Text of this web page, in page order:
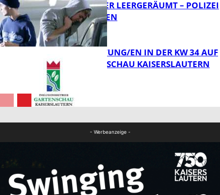
FB News
TRANSPORTER LEERGERÄUMT – POLIZEI
SUCHT ZEUGEN
VERANSTALTUNG/EN IN DER KW 34 AUF
DER GARTENSCHAU KAISERSLAUTERN
- Werbeanzeige -